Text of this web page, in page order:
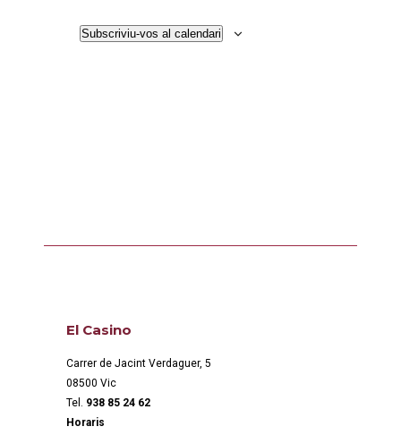
Subscriviu-vos al calendari
El Casino
Carrer de Jacint Verdaguer, 5
08500 Vic
Tel. 938 85 24 62
Horaris